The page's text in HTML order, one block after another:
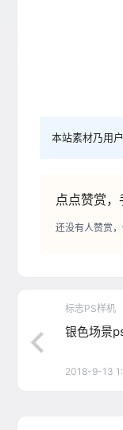
本站素材乃用
点点赞赏
还没有人赞赏
标志PS样机
银色场景
2018-9-13